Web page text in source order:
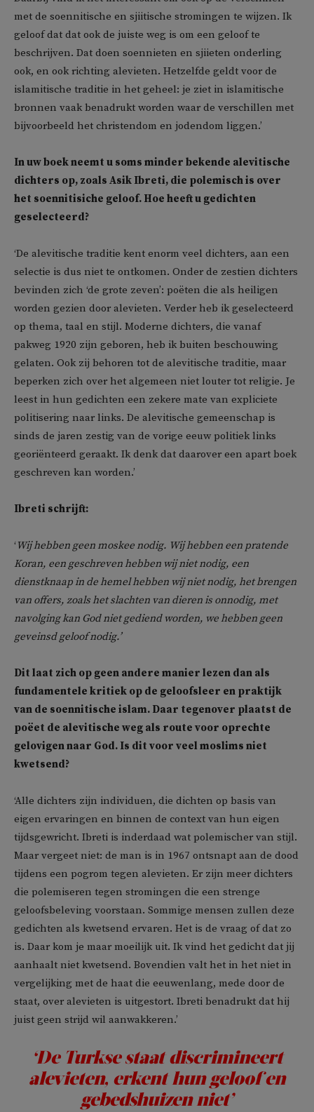
met de soennitische en sjiitische stromingen te wijzen. Ik
geloof dat dat ook de juiste weg is om een geloof te
beschrijven. Dat doen soennieten en sjiieten onderling
ook, en ook richting alevieten. Hetzelfde geldt voor de
islamitische traditie in het geheel: je ziet in islamitische
bronnen vaak benadrukt worden waar de verschillen met
bijvoorbeeld het christendom en jodendom liggen.’
In uw boek neemt u soms minder bekende alevitische
dichters op, zoals Asik Ibreti, die polemisch is over
het soennitisiche geloof. Hoe heeft u gedichten
geselecteerd?
‘De alevitische traditie kent enorm veel dichters, aan een
selectie is dus niet te ontkomen. Onder de zestien dichters
bevinden zich ‘de grote zeven’: poëten die als heiligen
worden gezien door alevieten. Verder heb ik geselecteerd
op thema, taal en stijl. Moderne dichters, die vanaf
pakweg 1920 zijn geboren, heb ik buiten beschouwing
gelaten. Ook zij behoren tot de alevitische traditie, maar
beperken zich over het algemeen niet louter tot religie. Je
leest in hun gedichten een zekere mate van expliciete
politisering naar links. De alevitische gemeenschap is
sinds de jaren zestig van de vorige eeuw politiek links
georiënteerd geraakt. Ik denk dat daarover een apart boek
geschreven kan worden.’
Ibreti schrijft:
‘ Wij hebben geen moskee nodig. Wij hebben een pratende
Koran, een geschreven hebben wij niet nodig, een
dienstknaap in de hemel hebben wij niet nodig, het brengen
van offers, zoals het slachten van dieren is onnodig, met
navolging kan God niet gediend worden, we hebben geen
geveinsd geloof nodig.’
Dit laat zich op geen andere manier lezen dan als
fundamentele kritiek op de geloofsleer en praktijk
van de soennitische islam. Daar tegenover plaatst de
poëet de alevitische weg als route voor oprechte
gelovigen naar God. Is dit voor veel moslims niet
kwetsend?
‘Alle dichters zijn individuen, die dichten op basis van
eigen ervaringen en binnen de context van hun eigen
tijdsgewricht. Ibreti is inderdaad wat polemischer van stijl.
Maar vergeet niet: de man is in 1967 ontsnapt aan de dood
tijdens een pogrom tegen alevieten. Er zijn meer dichters
die polemiseren tegen stromingen die een strenge
geloofsbeleving voorstaan. Sommige mensen zullen deze
gedichten als kwetsend ervaren. Het is de vraag of dat zo
is. Daar kom je maar moeilijk uit. Ik vind het gedicht dat jij
aanhaalt niet kwetsend. Bovendien valt het in het niet in
vergelijking met de haat die eeuwenlang, mede door de
staat, over alevieten is uitgestort. Ibreti benadrukt dat hij
juist geen strijd wil aanwakkeren.’
‘De Turkse staat discrimineert
alevieten, erkent hun geloof en
gebedshuizen niet’